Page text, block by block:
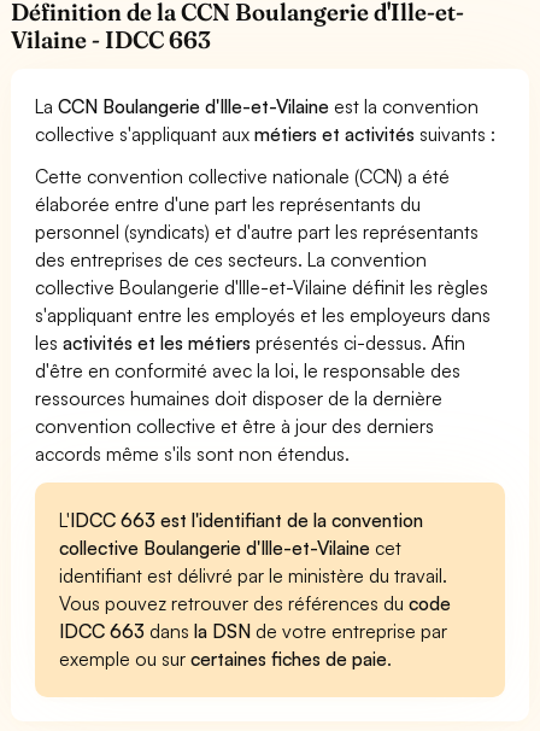
Définition de la CCN Boulangerie d'Ille-et-
Vilaine - IDCC 663
LaCCN Boulangerie d'Ille-et-Vilaine est la convention
collective s'appliquant auxmétiers et activités suivants :
Cette convention collective nationale (CCN) a été
élaborée entre d'une part les représentants du
personnel (syndicats) et d'autre part les représentants
des entreprises de ces secteurs. La convention
collective Boulangerie d'Ille-et-Vilaine définit les règles
s'appliquant entre les employés et les employeurs dans
lesactivités et les métiers présentés ci-dessus. Afin
d'être en conformité avec la loi, le responsable des
ressources humaines doit disposer de la dernière
convention collective et être à jour des derniers
accords même s'ils sont non étendus.
L'IDCC 663 est l'identifiant de la convention
collective Boulangerie d'Ille-et-Vilaine cet
identifiant est délivré par le ministère du travail.
Vous pouvez retrouver des références ducode
IDCC 663 dansla DSN de votre entreprise par
exemple ou surcertaines fiches de paie.